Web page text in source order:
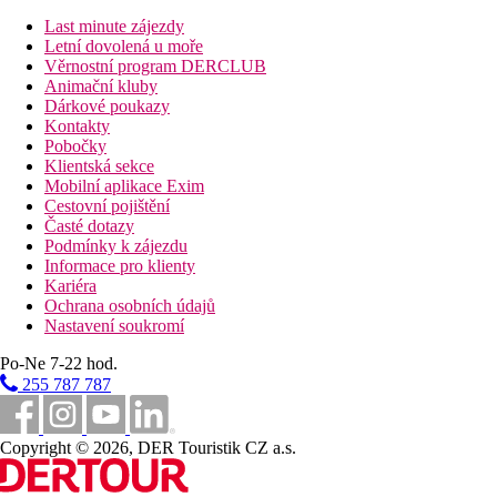
VISA, EC/MC.
Web
www.novabeach.com
Internet
Zdarma:
Oficiální kategorie
3 hvězdičky
Vzdálenosti
0 m
Vzdálenost k pláži
64 km
Vzdálenost od nejbližšího letiště
1 km
Centrum města
Pláž
Last minute zájezdy
Letní dovolená u moře
Věrnostní program DERCLUB
Animační kluby
Dárkové poukazy
Kontakty
Pobočky
Klientská sekce
Mobilní aplikace Exim
Cestovní pojištění
Časté dotazy
Podmínky k zájezdu
Informace pro klienty
Kariéra
Ochrana osobních údajů
Nastavení soukromí
Po-Ne 7-22 hod.
255 787 787
Copyright © 2026, DER Touristik CZ a.s.